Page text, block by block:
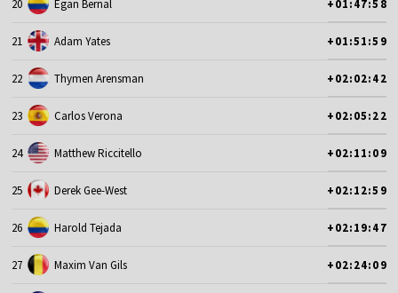
20 Egan Bernal +01:47:58
21 Adam Yates +01:51:59
22 Thymen Arensman +02:02:42
23 Carlos Verona +02:05:22
24 Matthew Riccitello +02:11:09
25 Derek Gee-West +02:12:59
26 Harold Tejada +02:19:47
27 Maxim Van Gils +02:24:09